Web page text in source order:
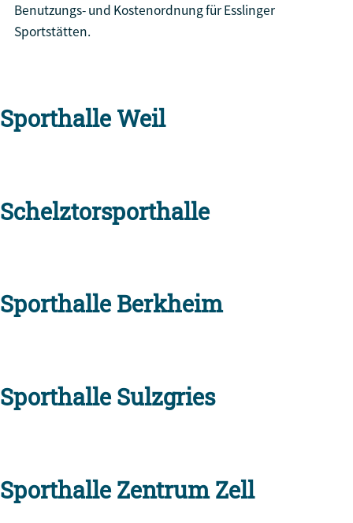
Benutzungs- und Kostenordnung für Esslinger
Sportstätten.
Sporthalle Weil
Schelztorsporthalle
Sporthalle Berkheim
Sporthalle Sulzgries
Sporthalle Zentrum Zell